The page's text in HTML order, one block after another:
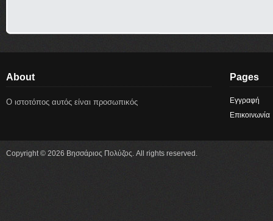
About
Ο ιστοτόπος αυτός είναι προσωπικός
Pages
Εγγραφή
Επικοινωνία
Copyright © 2026 Βησσάριος Πολύζος. All rights reserved.